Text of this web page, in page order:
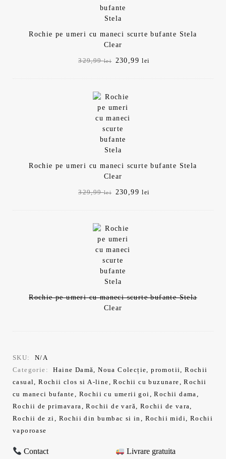
Rochie pe umeri cu maneci scurte bufante Stela
Clear
329,99lei
Prețul
230,99lei
Rochie pe umeri cu maneci scurte bufante Stela
Clear
329,99lei
Prețul
230,99lei
Rochie pe umeri cu maneci scurte bufante Stela
Clear
SKU:
N/A
Categorie:
Haine Damă,Noua Colecție,promotii,Rochii
casual,Rochii clos si A-line,Rochii cu buzunare,Rochii
cu maneci bufante, Rochii cu umerii goi,Rochii dama,
Rochii de primavara,Rochii de vară, Rochii de vara,
Rochii de zi, Rochii din bumbac si in, Rochii midi, Rochii
vaporoase
Contact
Livrare gratuita